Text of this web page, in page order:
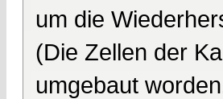
um die
(Die Zellen der
umgebaut